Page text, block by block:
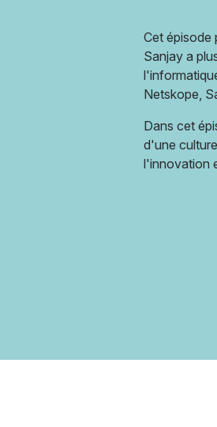
Cet épisode
Sanjay a
Netskope,
Dans cet
d'une
l'innovation